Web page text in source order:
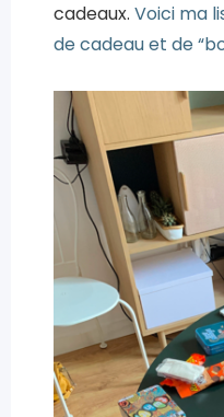
cadeaux. Voici ma
de cadeau et de